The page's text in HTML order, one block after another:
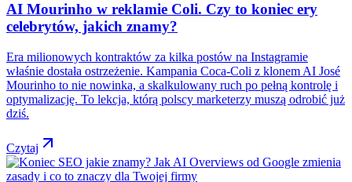
AI Mourinho w reklamie Coli. Czy to koniec ery
celebrytów, jakich znamy?
Era milionowych kontraktów za kilka postów na Instagramie
właśnie dostała ostrzeżenie. Kampania Coca-Coli z klonem AI José
Mourinho to nie nowinka, a skalkulowany ruch po pełną kontrolę i
optymalizację. To lekcja, którą polscy marketerzy muszą odrobić już
dziś.
Czytaj